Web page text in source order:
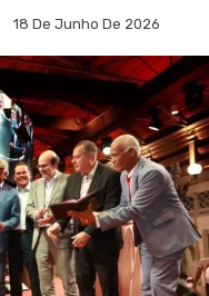
18 De Junho De 2026